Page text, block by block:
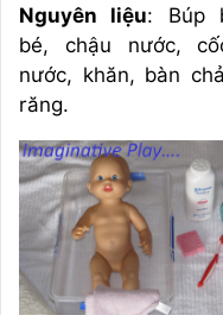
Nguyên liệu: Búp
bé, chậu nước,
nước, khăn, bàn
răng.